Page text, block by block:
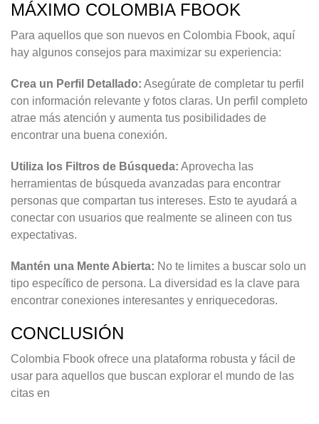
MÁXIMO COLOMBIA FBOOK
Para aquellos que son nuevos en Colombia Fbook, aquí
hay algunos consejos para maximizar su experiencia:
Crea un Perfil Detallado: Asegúrate de completar tu perfil
con información relevante y fotos claras. Un perfil completo
atrae más atención y aumenta tus posibilidades de
encontrar una buena conexión.
Utiliza los Filtros de Búsqueda: Aprovecha las
herramientas de búsqueda avanzadas para encontrar
personas que compartan tus intereses. Esto te ayudará a
conectar con usuarios que realmente se alineen con tus
expectativas.
Mantén una Mente Abierta: No te limites a buscar solo un
tipo específico de persona. La diversidad es la clave para
encontrar conexiones interesantes y enriquecedoras.
CONCLUSIÓN
Colombia Fbook ofrece una plataforma robusta y fácil de
usar para aquellos que buscan explorar el mundo de las
citas en